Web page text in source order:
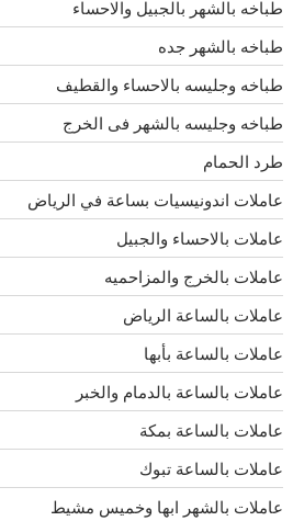
طباخه بالشهر بالجبيل والاحساء
طباخه بالشهر جده
طباخه وجليسه بالاحساء والقطيف
طباخه وجليسه بالشهر فى الخرج
طرد الحمام
عاملات اندونيسيات بساعة في الرياض
عاملات بالاحساء والجبيل
عاملات بالخرج والمزاحميه
عاملات بالساعة الرياض
عاملات بالساعة بأبها
عاملات بالساعة بالدمام والخبر
عاملات بالساعة بمكة
عاملات بالساعة تبوك
عاملات بالشهر ابها وخميس مشيط